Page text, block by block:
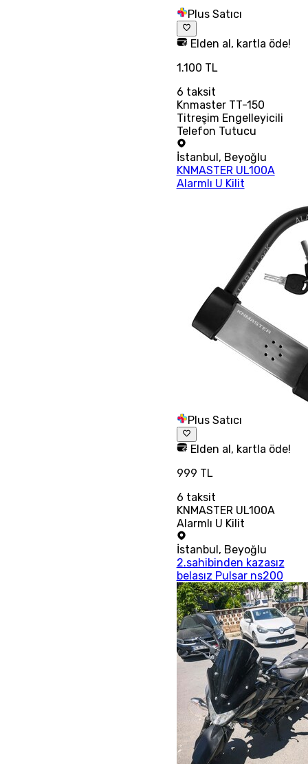
Plus Satıcı
Elden al, kartla öde!
1.100 TL
6 taksit
Knmaster TT-150
Titreşim Engelleyicili
Telefon Tutucu
İstanbul, Beyoğlu
KNMASTER UL100A
Alarmlı U Kilit
Plus Satıcı
Elden al, kartla öde!
999 TL
6 taksit
KNMASTER UL100A
Alarmlı U Kilit
İstanbul, Beyoğlu
2.sahibinden kazasız
belasız Pulsar ns200